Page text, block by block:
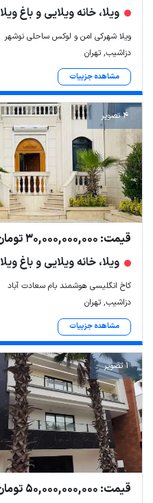
ویلا، خانه ویلایی و باغ ویلا
ویلا شهرکی امن و لوکس ساحلی نوشهر
دزاشیب, تهران
مشاهده جزییات
4 تصویر
قیمت: 30,000,000,000 تومان
ویلا، خانه ویلایی و باغ ویلا
کاخ انگلیسی هوشمند بام سعادت آباد
دزاشیب, تهران
مشاهده جزییات
1 تصویر
قیمت: 50,000,000,000 تومان